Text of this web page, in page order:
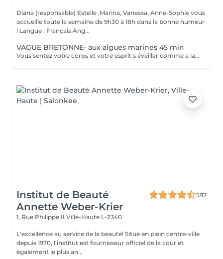
Diana (responsable) Estelle ,Marina, Vanessa, Anne-Sophie vous
accueille toute la semaine de 9h30 à 18h dans la bonne humeur
! Langue : Français Ang...
VAGUE BRETONNE- aux algues marines 45 min
Vous sentez votre corps et votre esprit s éveiller comme a la suite d un bain dans l OCEAN. Vous vous tonicité et leur confort. sentez légère et revitalisée. Vos jambes retrouvent leur tonicité et leur confort
Institut de Beauté
Annette Weber-Krier
597
1, Rue Philippe II Ville-Haute L-2340
L'excellence au service de la beauté! Situé en plein centre-ville
depuis 1970, l'institut est fournisseur officiel de la cour et
également le plus an...